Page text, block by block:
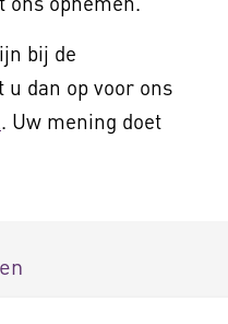
bij de
dan op voor ons
. Uw mening doet